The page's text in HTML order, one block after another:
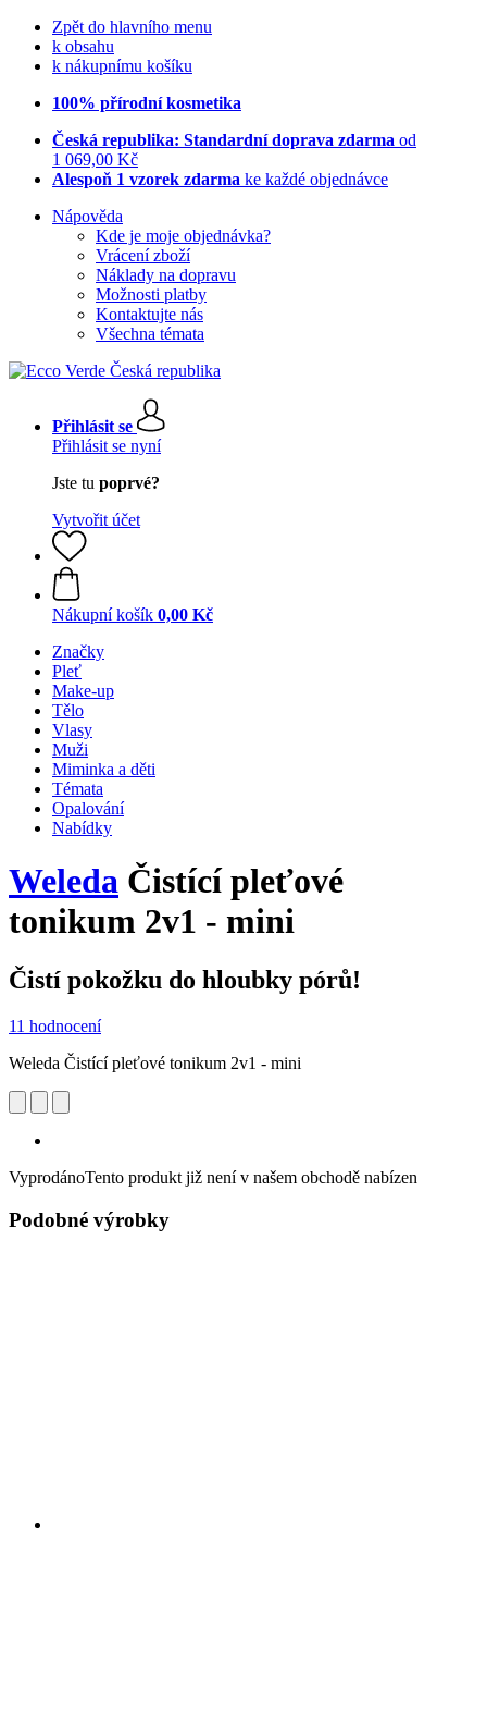
Zpět do hlavního menu
k obsahu
k nákupnímu košíku
100% přírodní kosmetika
Česká republika: Standardní doprava zdarma od
1 069,00 Kč
Alespoň 1 vzorek zdarma ke každé objednávce
Nápověda
Kde je moje objednávka?
Vrácení zboží
Náklady na dopravu
Možnosti platby
Kontaktujte nás
Všechna témata
Přihlásit se
Přihlásit se nyní
Jste tu poprvé?
Vytvořit účet
Nákupní košík 0,00 Kč
Značky
Pleť
Make-up
Tělo
Vlasy
Muži
Miminka a děti
Témata
Opalování
Nabídky
Weleda Čistící pleťové
tonikum 2v1 - mini
Čistí pokožku do hloubky pórů!
11 hodnocení
Weleda Čistící pleťové tonikum 2v1 - mini
VyprodánoTento produkt již není v našem obchodě nabízen
Podobné výrobky